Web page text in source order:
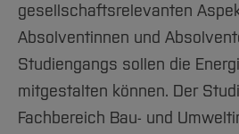
gesellschaftsrelevanten
Absolventinnen und
Studiengangs sollen die
mitgestalten können. Der
Fachbereich Bau- und